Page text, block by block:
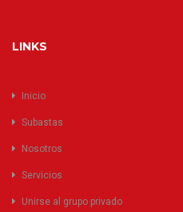
LINKS
Inicio
Subastas
Nosotros
Servicios
Unirse al grupo privado